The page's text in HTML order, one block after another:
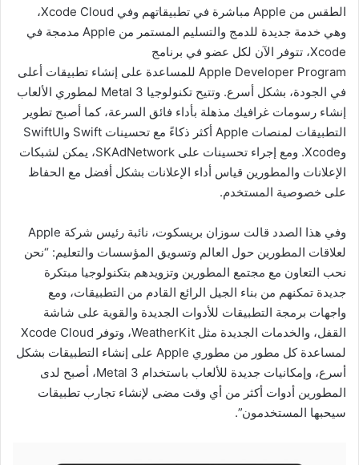
الطقس من Apple مباشرة في تطبيقاتهم وفي Xcode Cloud،
وهي خدمة جديدة للدمج والتسليم المستمر من Apple مدمجة في
Xcode، تتوفر الآن لكل عضو في برنامج
Apple Developer Program للمساعدة على إنشاء تطبيقات أعلى
في الجودة، بشكل أسرع. وتتيح تكنولوجيا Metal 3 لمطوري الألعاب
إنشاء رسومات غرافيك مذهلة بأداء فائق السرعة، كما أصبح تطوير
التطبيقات لمنصات Apple أكثر ذكاءً مع تحسينات Swift وSwiftUI
وXcode. ومع إجراء تحسينات على SKAdNetwork، يمكن لشبكات
الإعلانات والمطورين قياس أداء الإعلانات بشكل أفضل مع الحفاظ
على خصوصية المستخدم.
وفي هذا الصدد قالت سوزان بريسكوت، نائبة رئيس شركة Apple
لعلاقات المطورين حول العالم وتسويق المؤسسات والتعليم: “نحن
نحب التعاون مع مجتمع المطورين وتزويدهم بتكنولوجيا مبتكرة
جديدة تمكنهم من بناء الجيل الرائع القادم من التطبيقات، ومع
واجهات برمجة التطبيقات للأدوات الجديدة والقوية على شاشة
القفل، والخدمات الجديدة مثل WeatherKit، وتوفر Xcode Cloud
لمساعدة كل مطور من مطوري Apple على إنشاء التطبيقات بشكل
أسرع، وإمكانيات جديدة للألعاب باستخدام Metal 3، أصبح لدى
المطورين أدوات أكثر من أي وقت مضى لإنشاء تجارب تطبيقات
سيحبها المستخدمون”.